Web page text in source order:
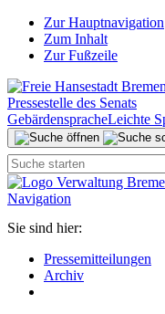
Zur Hauptnavigation
Zum Inhalt
Zur Fußzeile
Pressestelle des Senats
GebärdenspracheLeichte
Navigation
Sie sind hier:
Pressemitteilungen
Archiv